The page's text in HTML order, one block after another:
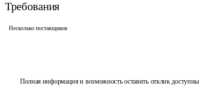
Полная информация и возможность оставить отклик доступны
Требования
Несколько поставщиков